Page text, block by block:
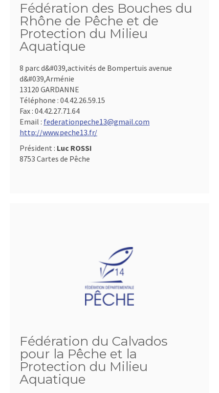
Fédération des Bouches du
Rhône de Pêche et de
Protection du Milieu
Aquatique
8 parc d&#039,activités de Bompertuis avenue
d&#039,Arménie
13120 GARDANNE
Téléphone : 04.42.26.59.15
Fax : 04.42.27.71.64
Email : federationpeche13@gmail.com
http://www.peche13.fr/
Président : Luc ROSSI
8753 Cartes de Pêche
Fédération du Calvados
pour la Pêche et la
Protection du Milieu
Aquatique